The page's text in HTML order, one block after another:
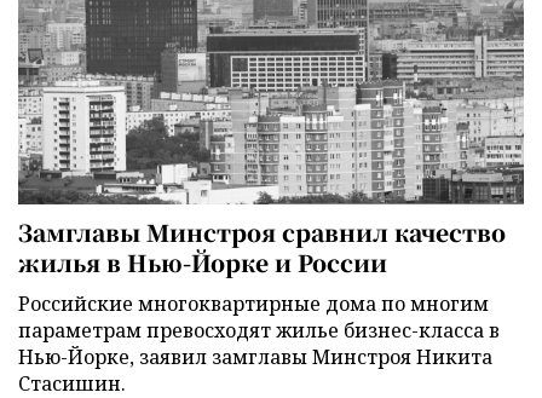
Замглавы Минстроя сравнил качество
жилья в Нью-Йорке и России
Российские многоквартирные дома по многим
параметрам превосходят жилье бизнес-класса в
Нью-Йорке, заявил замглавы Минстроя Никита
Стасишин.